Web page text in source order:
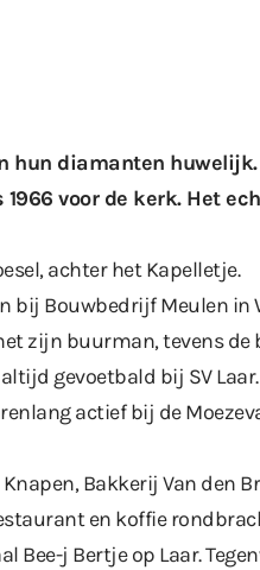
hun diamanten
voor de kerk. Het
achter het Kapelletje.
Bouwbedrijf Meulen in
zijn buurman, tevens de
gevoetbald bij SV
actief bij de
Bakkerij Van den
en koffie
Bee-j Bertje op Laar.